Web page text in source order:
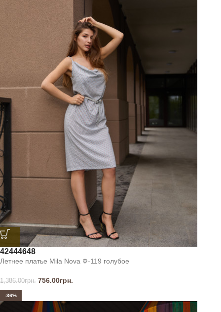
42444648
Летнее платье Mila Nova Ф-119 голубое
1,386.00грн. 756.00грн.
-36%